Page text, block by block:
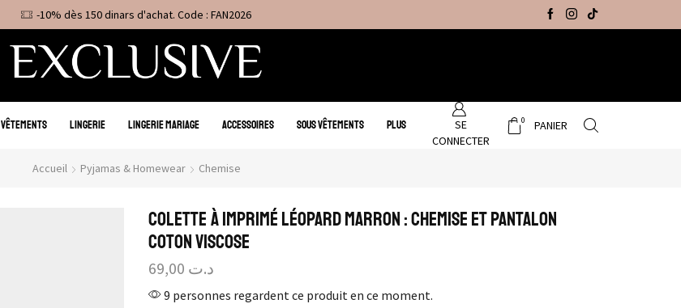
-10% dès 150 dinars d'achat. Code : FAN2026 Promo Hiver : Livraison gratuite sur tous
VÊTEMENTS LINGERIE LINGERIE MARIAGE ACCESSOIRES SOUS VÊTEMENTS PLUS
SE
CONNECTER
0 PANIER
Accueil Pyjamas & Homewear Chemise
Colette à imprimé Léopard Marron : Chemise et Pantalon
Coton Viscose
د.ت
9 personnes regardent ce produit en ce moment.